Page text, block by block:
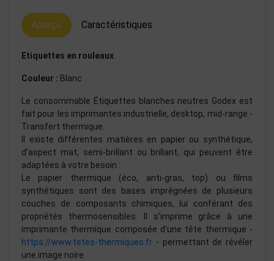
Aperçu Caractéristiques
Etiquettes en rouleaux
Couleur : Blanc
Le consommable Étiquettes blanches neutres Godex est
fait pour les imprimantes industrielle, desktop, mid-range -
Transfert thermique.
Il existe différentes matières en papier ou synthétique,
d’aspect mat, semi-brillant ou brillant, qui peuvent être
adaptées à votre besoin :
Le papier thermique (éco, anti-gras, top) ou films
synthétiques sont des bases imprégnées de plusieurs
couches de composants chimiques, lui conférant des
propriétés thermosensibles. Il s'imprime grâce à une
imprimante thermique composée d'une tête thermique -
https://www.tetes-thermiques.fr - permettant de révéler
une image noire.